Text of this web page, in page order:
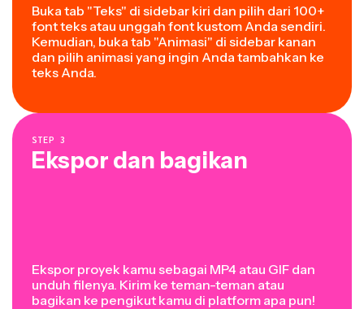
Buka tab "Teks" di sidebar kiri dan pilih dari 100+
font teks atau unggah font kustom Anda sendiri.
Kemudian, buka tab "Animasi" di sidebar kanan
dan pilih animasi yang ingin Anda tambahkan ke
teks Anda.
STEP 3
Ekspor dan bagikan
Ekspor proyek kamu sebagai MP4 atau GIF dan
unduh filenya. Kirim ke teman-teman atau
bagikan ke pengikut kamu di platform apa pun!